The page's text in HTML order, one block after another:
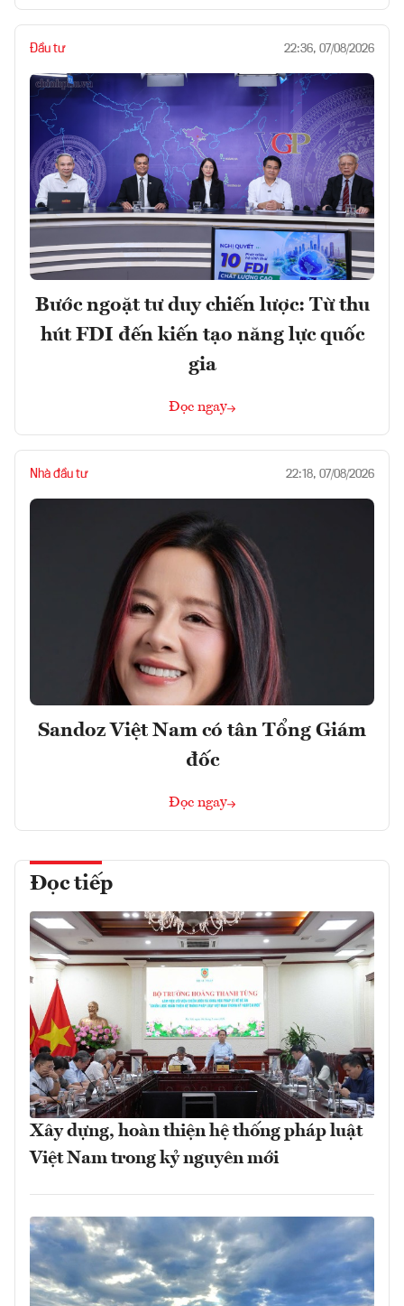
Đầu tư 22:36, 07/08/2026
Bước ngoặt tư duy chiến lược: Từ thu
hút FDI đến kiến tạo năng lực quốc
gia
Đọc ngay
Nhà đầu tư 22:18, 07/08/2026
Sandoz Việt Nam có tân Tổng Giám
đốc
Đọc ngay
Đọc tiếp
Xây dựng, hoàn thiện hệ thống pháp luật
Việt Nam trong kỷ nguyên mới